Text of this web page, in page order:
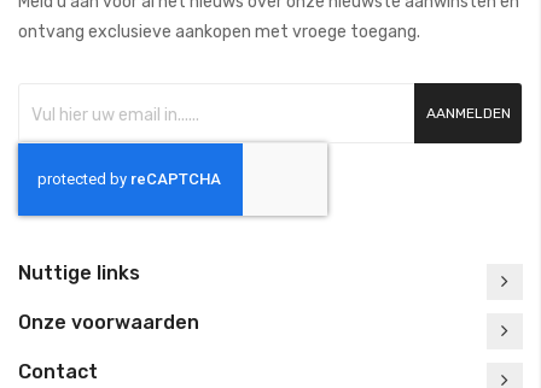
ontvang exclusieve aankopen met vroege toegang.
AANMELDEN
Nuttige links
Onze voorwaarden
Contact